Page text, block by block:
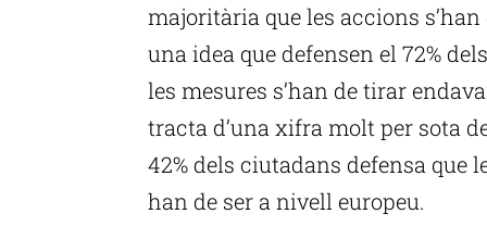
majoritària que les accions
una idea que defensen el 72%
les mesures s’han de tirar
tracta d’una xifra molt per sota
42% dels ciutadans defensa
han de ser a nivell europeu.